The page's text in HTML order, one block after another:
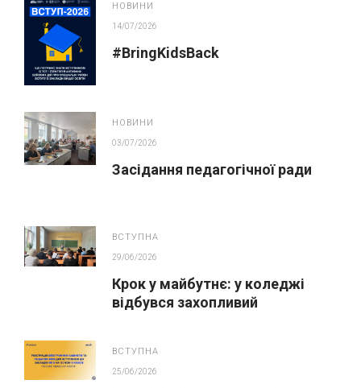
НОВИНИ
14/07/2026
#BringKidsBack
НОВИНИ
03/07/2026
Засідання педагогічної ради
ВСТУПНА
29/06/2026
Крок у майбутнє: у коледжі
відбувся захопливий
ВСТУПНА
25/06/2026